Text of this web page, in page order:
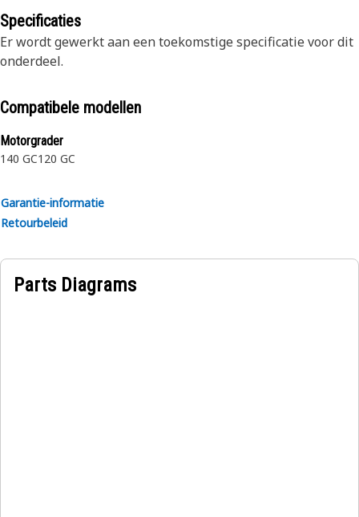
Specificaties
Er wordt gewerkt aan een toekomstige specificatie voor dit
onderdeel.
Compatibele modellen
Motorgrader
140 GC120 GC
Garantie-informatie
Retourbeleid
Parts Diagrams